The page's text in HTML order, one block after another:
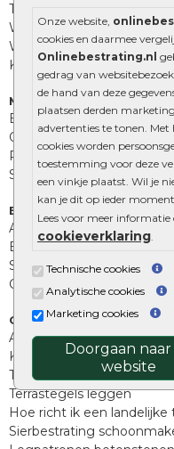
Onze website,
cookies en daarmee
Onlinebestrating.nl
gedrag van
de hand van deze
plaatsen derden
advertenties te tonen.
cookies worden
toestemming voor deze
een vinkje plaatst. Wil je
kan je dit op ieder
Lees voor meer informatie
cookieverklaring.
Technische cookies
Analytische cookies
Marketing cookies
Doorgaan naar
website
Tuinstenen
Waalformaat
Wildverband bestrating
Kingstones
Muurelementen
Betonbielzen
Opsluitbanden
Palissades
Stapelblokken
Extra benodigdheden
Afwatering en diversen
Beplantings en
Split, grind en zand
Oprit tegels
Overig
Aanbiedingen
Kunstgras
Tuintegels outlet
Terrastegels leggen
Hoe richt ik een landelijke
Sierbestrating